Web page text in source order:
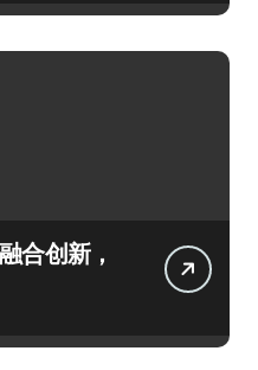
合创新，